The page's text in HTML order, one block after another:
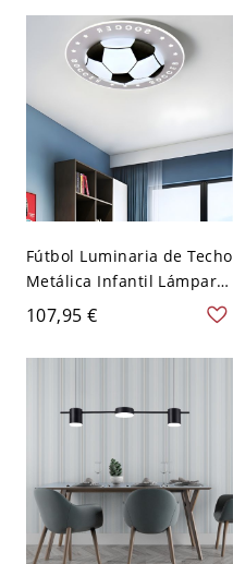
Fútbol Luminaria de Techo
Metálica Infantil Lámpara
de Techo LED en
Azul/Rosa/Negro
16,5"/20,5"/24,5" de
120 V 41,91 cm Blanco
107,95 €